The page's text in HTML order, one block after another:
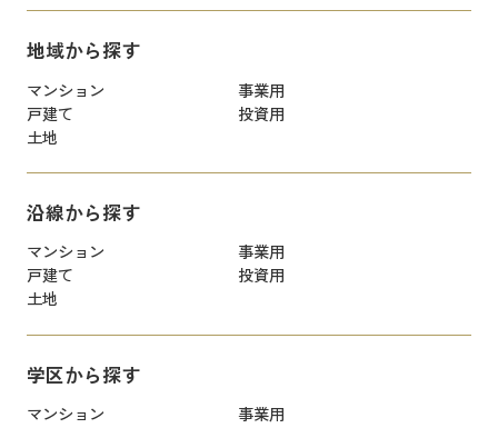
地域から探す
マンション
事業用
戸建て
投資用
土地
沿線から探す
マンション
事業用
戸建て
投資用
土地
学区から探す
マンション
事業用